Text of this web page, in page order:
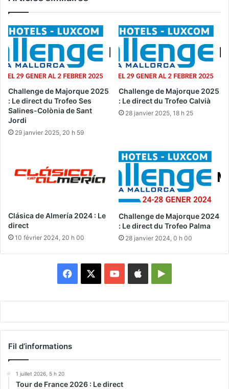
Challenge de Majorque 2025
: Le direct du Trofeo Ses
Salines-Colònia de Sant
Jordi
29 janvier 2025, 20 h 59
Challenge de Majorque 2025
: Le direct du Trofeo Calvià
28 janvier 2025, 18 h 25
Clásica de Almería 2024 : Le
direct
10 février 2024, 20 h 00
Challenge de Majorque 2024
: Le direct du Trofeo Palma
28 janvier 2024, 0 h 00
Facebook YouTubeAppleGoogle
Fil d’informations
1 juillet 2026, 5 h 20
Tour de France 2026 : Le direct